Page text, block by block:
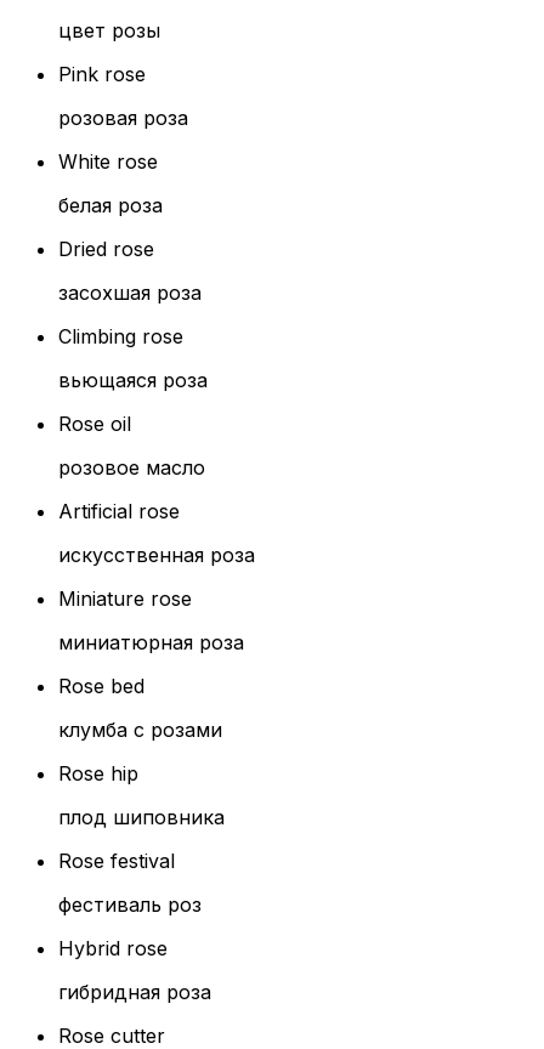
цвет розы
Pink rose
розовая роза
White rose
белая роза
Dried rose
засохшая роза
Climbing rose
вьющаяся роза
Rose oil
розовое масло
Artificial rose
искусственная роза
Miniature rose
миниатюрная роза
Rose bed
клумба с розами
Rose hip
плод шиповника
Rose festival
фестиваль роз
Hybrid rose
гибридная роза
Rose cutter